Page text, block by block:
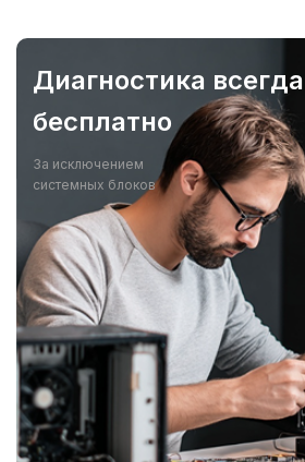
Диагностика всегда
бесплатно
За исключением
системных блоков